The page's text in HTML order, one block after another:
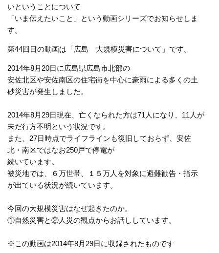
いということについて
「いま伝えたいこと」という動画シリーズでお知らせしま
す。
第44回目の動画は「広島 大規模災害について」です。
2014年8月20日に広島県広島市北部の
安佐北区や安佐南区の住宅街を中心に豪雨による多くの土
砂災害が発生しました。
2014年8月29日現在、亡くなられた方は71人になり、11人が
未だ行方不明という状況です。
また、27日時点でライフラインも復旧しておらず、安佐
北・南区ではなお250戸で停電が
続いています。
被災地では、６万世帯、１５万人を対象に避難勧告・指示
が出ている状況が続いています。
今回の大規模災害はなぜ起きたのか。
①自然災害と②人災の観点からお話ししています。
※この動画は2014年8月29日に収録されたものです